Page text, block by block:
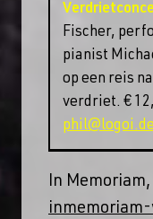
Fischer,
pianist
op een reis
verdriet. €
phil@logoi.de
In